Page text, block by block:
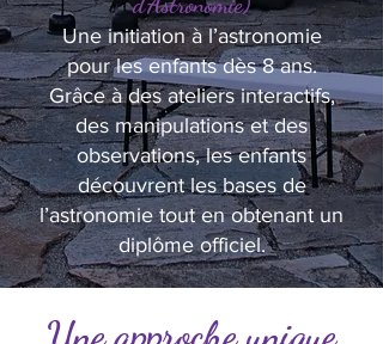
Une initiation à l’astronomie
pour les enfants dès 8 ans.
Grâce à des ateliers interactifs,
des manipulations et des
observations, les enfants
découvrent les bases de
l’astronomie tout en obtenant un
diplôme officiel.
Une approche unique